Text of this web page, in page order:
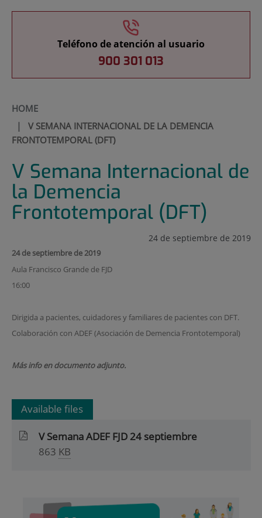
Teléfono de atención al usuario
900 301 013
HOME
| V SEMANA INTERNACIONAL DE LA DEMENCIA
FRONTOTEMPORAL (DFT)
V Semana Internacional de
la Demencia
Frontotemporal (DFT)
24 de septiembre de 2019
24 de septiembre de 2019
Aula Francisco Grande de FJD
16:00
Dirigida a pacientes, cuidadores y familiares de pacientes con DFT.
Colaboración con ADEF (Asociación de Demencia Frontotemporal)
Más info en documento adjunto.
Available files
V Semana ADEF FJD 24 septiembre
863 KB